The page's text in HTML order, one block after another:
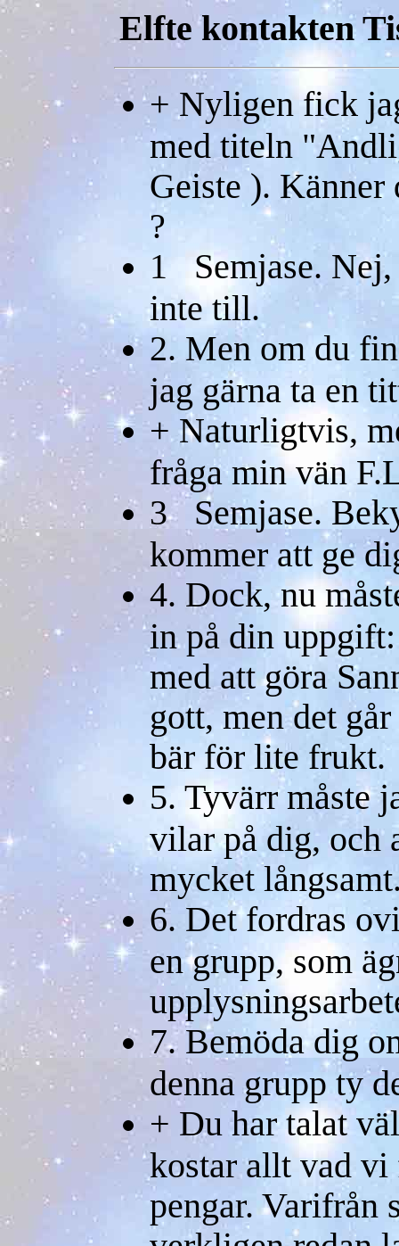
Elfte kontakten
+ Nyligen fick
med titeln
Geiste ). Känner
?
1 Semjase. Nej,
inte till.
2. Men om du
jag gärna ta en
+ Naturligtvis,
fråga min vän
3 Semjase.
kommer att ge
4. Dock, nu
in på din
med att göra
gott, men det
bär för lite frukt.
5. Tyvärr måste
vilar på dig, och
mycket
6. Det fordras
en grupp, som
7. Bemöda dig
denna grupp ty
+ Du har talat
kostar allt vad vi
pengar. Varifrån